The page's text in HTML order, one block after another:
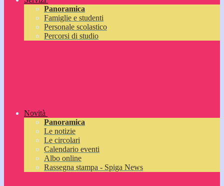
Panoramica
Famiglie e studenti
Personale scolastico
Percorsi di studio
Novità
Panoramica
Le notizie
Le circolari
Calendario eventi
Albo online
Rassegna stampa - Spiga News